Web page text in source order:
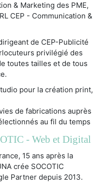
& Marketing des PME,
CEP - Communication &
de CEP-Publicité
privilégié des
toutes tailles et de tous
pour la création print,
de fabrications auprès
au fil du temps
- Web et Digital
15 ans après la
crée SOCOTIC
Partner depuis 2013.